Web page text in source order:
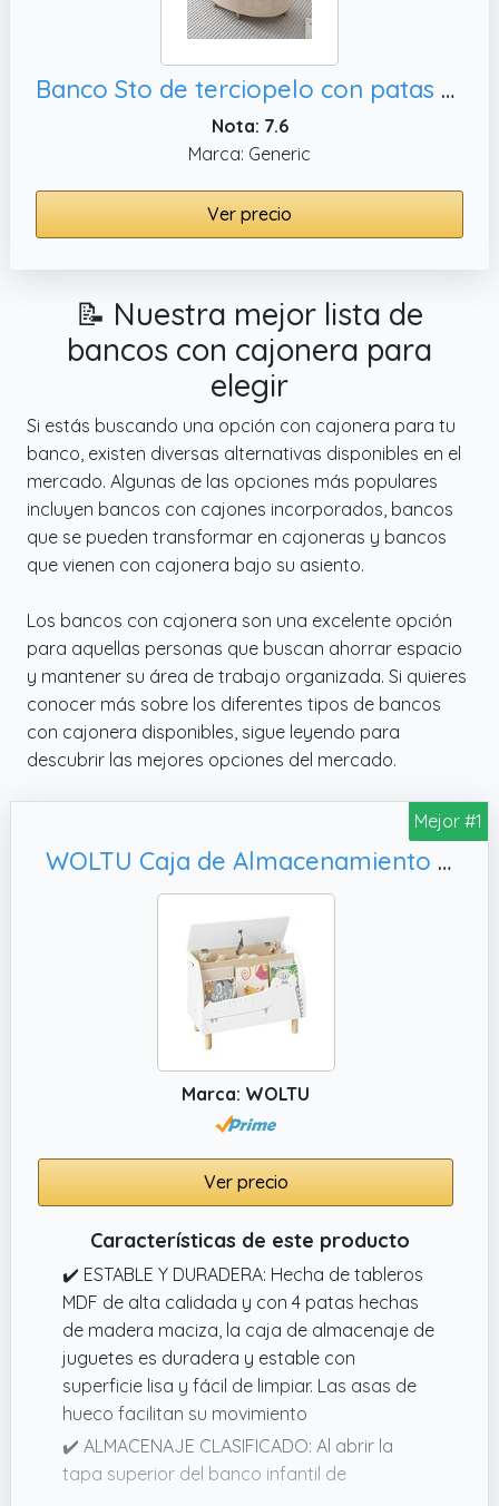
Banco Sto de terciopelo con patas de metal tapizado y cajonera otomana para pasillo, 90 x 40 x 42 cm
Nota: 7.6
Marca: Generic
Ver precio
📝 Nuestra mejor lista de
bancos con cajonera para
elegir
Si estás buscando una opción con cajonera para tu
banco, existen diversas alternativas disponibles en el
mercado. Algunas de las opciones más populares
incluyen bancos con cajones incorporados, bancos
que se pueden transformar en cajoneras y bancos
que vienen con cajonera bajo su asiento.
Los bancos con cajonera son una excelente opción
para aquellas personas que buscan ahorrar espacio
y mantener su área de trabajo organizada. Si quieres
conocer más sobre los diferentes tipos de bancos
con cajonera disponibles, sigue leyendo para
descubrir las mejores opciones del mercado.
Mejor #1
WOLTU Caja de Almacenamiento de Juguetes, 60x30x44 cm
Marca: WOLTU
Ver precio
Características de este producto
✔️ ESTABLE Y DURADERA: Hecha de tableros
MDF de alta calidada y con 4 patas hechas
de madera maciza, la caja de almacenaje de
juguetes es duradera y estable con
superficie lisa y fácil de limpiar. Las asas de
hueco facilitan su movimiento
✔️ ALMACENAJE CLASIFICADO: Al abrir la
tapa superior del banco infantil de